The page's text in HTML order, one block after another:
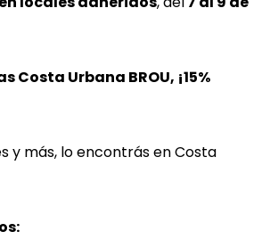
Costa Urbana BROU, ¡15%
y más, lo encontrás en Costa